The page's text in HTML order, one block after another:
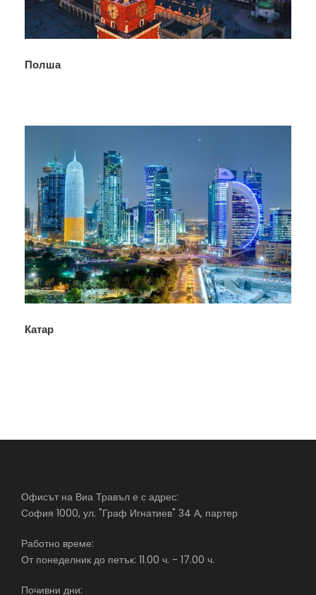
Полша
Катар
Офисът на Виа Травъл е с адрес:
София 1000, ул. "Граф Игнатиев" 34 А, партер
Работно време:
От понеделник до петък: 11.00 ч. - 17.00 ч.
Почивни дни: